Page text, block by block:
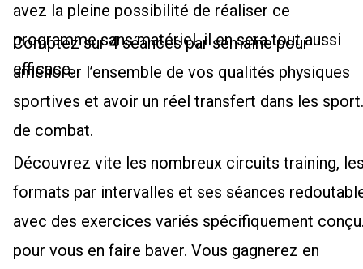
avez la pleine possibilité de réaliser ce
programme sans matériel, il en sera tout aussi
efficace.
Comptez sur 4 séances par semaine pour
améliorer l’ensemble de vos qualités physiques
sportives et avoir un réel transfert dans les
de combat.
Découvrez vite les nombreux circuits training,
formats par intervalles et ses séances
avec des exercices variés spécifiquement
pour vous en faire baver. Vous gagnerez en